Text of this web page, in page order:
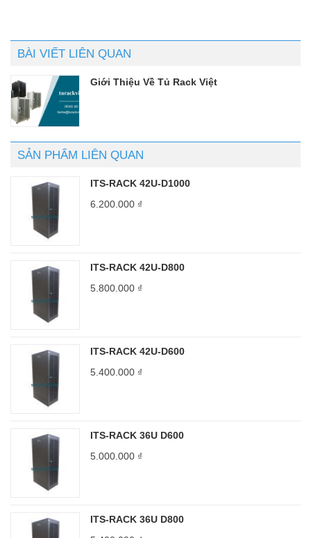
BÀI VIẾT LIÊN QUAN
Giới Thiệu Về Tủ Rack Việt
SẢN PHẨM LIÊN QUAN
ITS-RACK 42U-D1000
6.200.000 ₫
ITS-RACK 42U-D800
5.800.000 ₫
ITS-RACK 42U-D600
5.400.000 ₫
ITS-RACK 36U D600
5.000.000 ₫
ITS-RACK 36U D800